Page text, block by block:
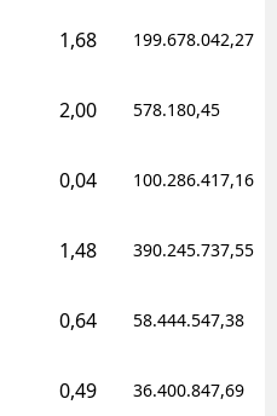
1,68 199.678.042,27
2,00 578.180,45
0,04 100.286.417,16
1,48 390.245.737,55
0,64 58.444.547,38
0,49 36.400.847,69